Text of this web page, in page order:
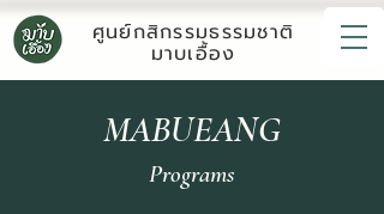
ศูนย์กสิกรรมธรรมชาติ
มาบเอื้อง
MABUEANG
Programs